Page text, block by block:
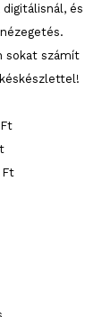
és
sokat számít
Ft